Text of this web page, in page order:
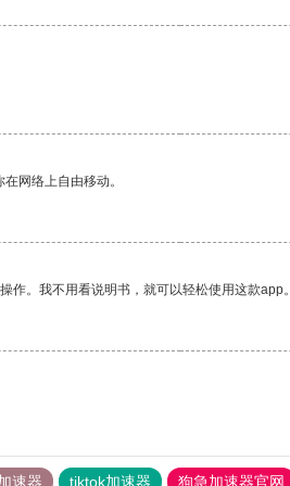
网络上自由移动。
。我不用看说明书，就可以轻松使用这款app。
速器 tiktok加速器 狗急加速器官网